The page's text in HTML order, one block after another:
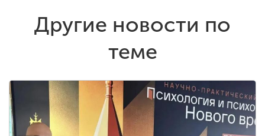
Другие новости по
теме